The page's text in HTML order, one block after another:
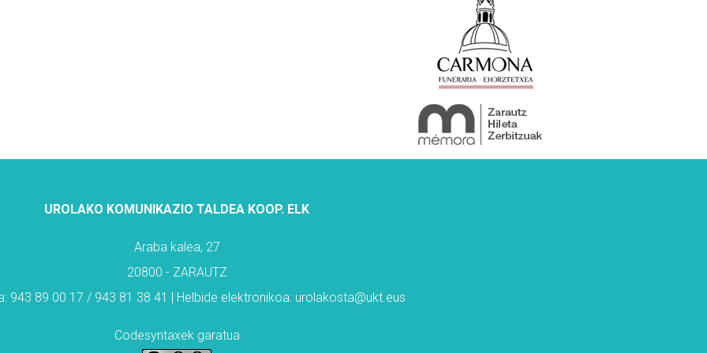
UROLAKO KOMUNIKAZIO TALDEA KOOP. ELK
Araba kalea, 27
20800 - ZARAUTZ
943 89 00 17 / 943 81 38 41 | Helbide elektronikoa: urolakosta@ukt.eus
Codesyntaxek garatua